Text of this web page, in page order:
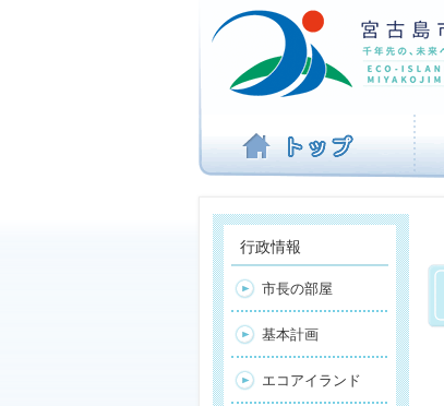
ビ
を
ば
す
行政情報
市長の部屋
基本計画
エコアイランド